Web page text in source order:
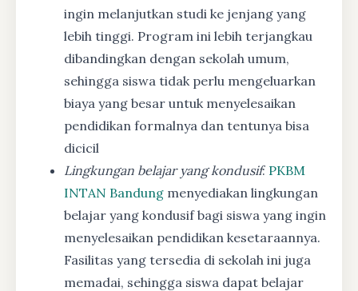
ingin melanjutkan studi ke jenjang yang
lebih tinggi. Program ini lebih terjangkau
dibandingkan dengan sekolah umum,
sehingga siswa tidak perlu mengeluarkan
biaya yang besar untuk menyelesaikan
pendidikan formalnya dan tentunya bisa
dicicil
Lingkungan belajar yang kondusif: PKBM
INTAN Bandung menyediakan lingkungan
belajar yang kondusif bagi siswa yang ingin
menyelesaikan pendidikan kesetaraannya.
Fasilitas yang tersedia di sekolah ini juga
memadai, sehingga siswa dapat belajar